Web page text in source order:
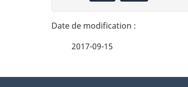
a
l
n
v
2017-09-15